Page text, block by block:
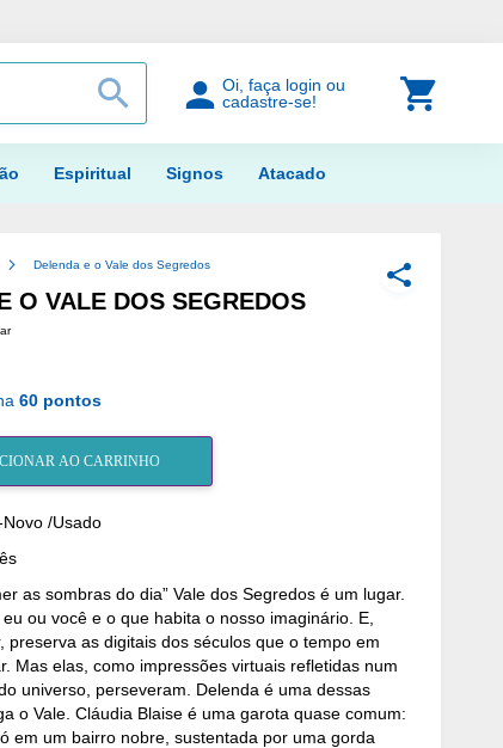
PROCURAR
Oi, faça login ou
cadastre-se!
Espiritual Signos Atacado
Delenda e o Vale dos Segredos
O VALE DOS SEGREDOS
60 pontos
AO CARRINHO
/Usado
as sombras do dia” Vale dos Segredos é um lugar.
ou você e o que habita o nosso imaginário. E,
preserva as digitais dos séculos que o tempo em
Mas elas, como impressões virtuais refletidas num
universo, perseveram. Delenda é uma dessas
o Vale. Cláudia Blaise é uma garota quase comum:
em um bairro nobre, sustentada por uma gorda